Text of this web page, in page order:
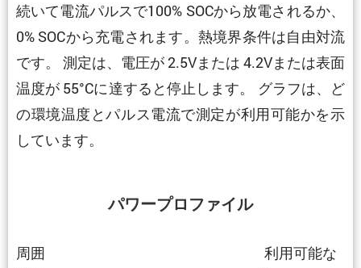
続いて電流パルスで100% SOCから放電されるか、
0% SOCから充電されます。熱境界条件は自由対流
です。 測定は、電圧が 2.5Vまたは 4.2Vまたは表面
温度が 55°Cに達すると停止します。 グラフは、ど
の環境温度とパルス電流で測定が利用可能かを示
しています。
パワープロファイル
周囲
利用可能な